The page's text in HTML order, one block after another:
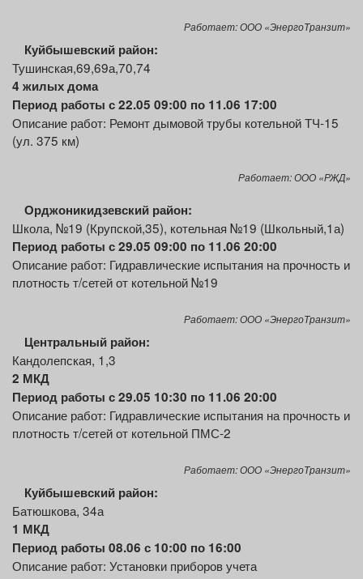
Работает: ООО «ЭнергоТранзит»
Куйбышевский район:
Тушинская,69,69а,70,74
4 жилыхдома
Период работы с 22.05 09:00 по 11.06 17:00
Описание работ: Ремонт дымовой трубы котельной ТЧ-15
(ул. 375 км)
Работает: ООО «РЖД»
Орджоникидзевский район:
Школа, №19 (Крупской,35), котельная №19 (Школьный,1а)
Период работы с 29.05 09:00 по 11.06 20:00
Описание работ: Гидравлические испытания на прочность и
плотность т/сетей от котельной №19
Работает: ООО «ЭнергоТранзит»
Центральный район:
Кандолепская, 1,3
2 МКД
Период работы с 29.05 10:30 по 11.06 20:00
Описание работ: Гидравлические испытания на прочность и
плотность т/сетей от котельной ПМС-2
Работает: ООО «ЭнергоТранзит»
Куйбышевский район:
Батюшкова, 34а
1 МКД
Период работы 08.06 с 10:00 по 16:00
Описание работ: Установки приборов учета